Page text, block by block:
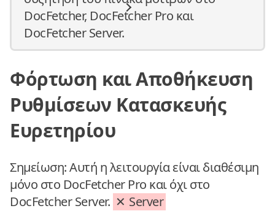
DocFetcher, DocFetcher Pro και
DocFetcher Server.
Φόρτωση και Αποθήκευση
Ρυθμίσεων Κατασκευής
Ευρετηρίου
Σημείωση: Αυτή η λειτουργία είναι διαθέσιμη
μόνο στο DocFetcher Pro και όχι στο
DocFetcher Server.
Server